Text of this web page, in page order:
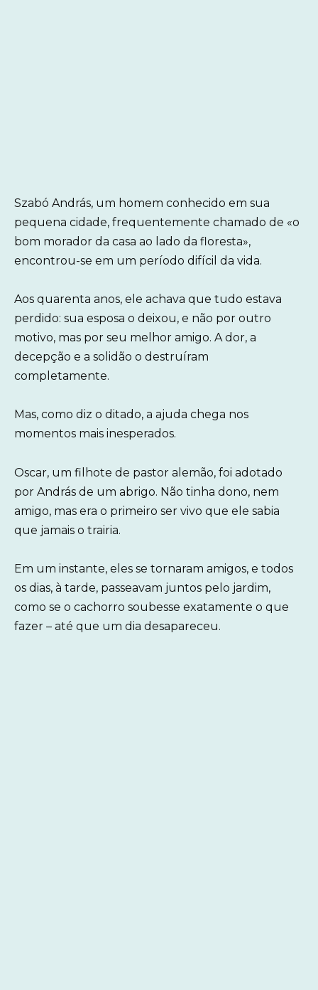
Szabó András, um homem conhecido em sua
pequena cidade, frequentemente chamado de «o
bom morador da casa ao lado da floresta»,
encontrou-se em um período difícil da vida.
Aos quarenta anos, ele achava que tudo estava
perdido: sua esposa o deixou, e não por outro
motivo, mas por seu melhor amigo. A dor, a
decepção e a solidão o destruíram
completamente.
Mas, como diz o ditado, a ajuda chega nos
momentos mais inesperados.
Oscar, um filhote de pastor alemão, foi adotado
por András de um abrigo. Não tinha dono, nem
amigo, mas era o primeiro ser vivo que ele sabia
que jamais o trairia.
Em um instante, eles se tornaram amigos, e todos
os dias, à tarde, passeavam juntos pelo jardim,
como se o cachorro soubesse exatamente o que
fazer – até que um dia desapareceu.